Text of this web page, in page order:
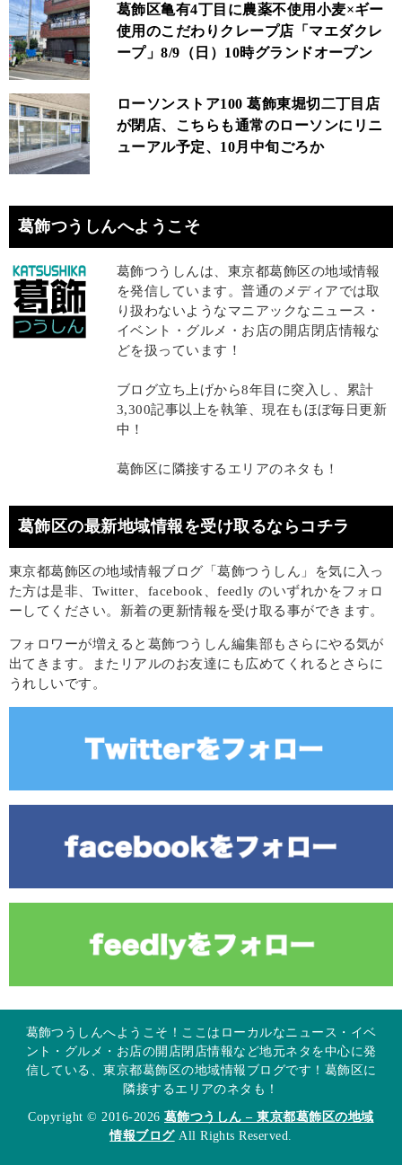
葛飾区亀有4丁目に農薬不使用小麦×ギー
使用のこだわりクレープ店「マエダクレ
ープ」8/9（日）10時グランドオープン
ローソンストア100 葛飾東堀切二丁目店
が閉店、こちらも通常のローソンにリニ
ューアル予定、10月中旬ごろか
葛飾つうしんへようこそ
葛飾つうしんは、東京都葛飾区の地域情報
を発信しています。普通のメディアでは取
り扱わないようなマニアックなニュース・
イベント・グルメ・お店の開店閉店情報な
どを扱っています！
ブログ立ち上げから8年目に突入し、累計
3,300記事以上を執筆、現在もほぼ毎日更新
中！
葛飾区に隣接するエリアのネタも！
葛飾区の最新地域情報を受け取るならコチラ
東京都葛飾区の地域情報ブログ「葛飾つうしん」を気に入っ
た方は是非、Twitter、facebook、feedly のいずれかをフォロ
ーしてください。新着の更新情報を受け取る事ができます。
フォロワーが増えると葛飾つうしん編集部もさらにやる気が
出てきます。またリアルのお友達にも広めてくれるとさらに
うれしいです。
葛飾つうしんへようこそ！ここはローカルなニュース・イベ
ント・グルメ・お店の開店閉店情報など地元ネタを中心に発
信している、東京都葛飾区の地域情報ブログです！葛飾区に
隣接するエリアのネタも！
Copyright © 2016-2026 葛飾つうしん – 東京都葛飾区の地域
情報ブログAll Rights Reserved.